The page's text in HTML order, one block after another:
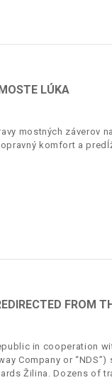
LÚKA
mostných záverov
komfort a
FROM
in cooperation
Company or
Žilina. Dozens of